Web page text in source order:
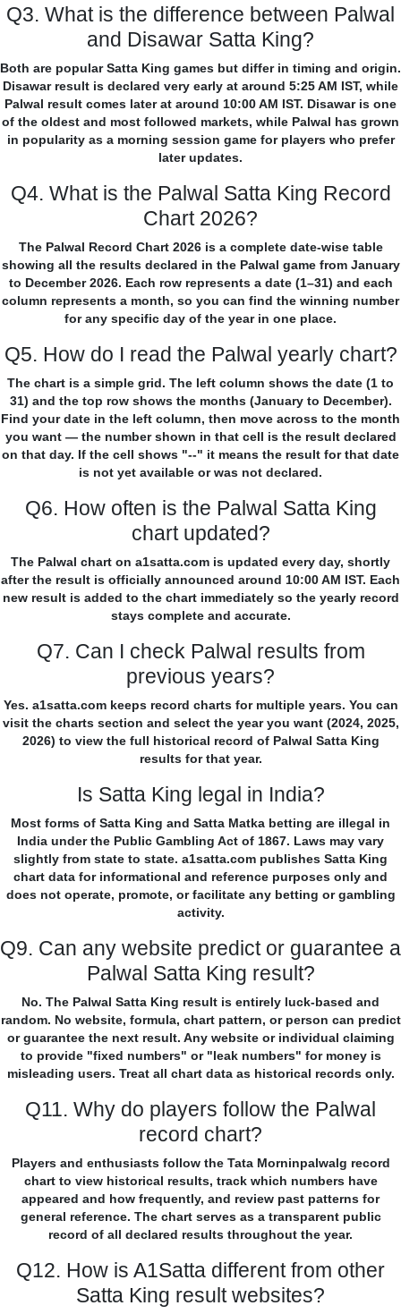
Q3. What is the difference between Palwal
and Disawar Satta King?
Both are popular Satta King games but differ in timing and origin.
Disawar result is declared very early at around 5:25 AM IST, while
Palwal result comes later at around 10:00 AM IST. Disawar is one
of the oldest and most followed markets, while Palwal has grown
in popularity as a morning session game for players who prefer
later updates.
Q4. What is the Palwal Satta King Record
Chart 2026?
The Palwal Record Chart 2026 is a complete date-wise table
showing all the results declared in the Palwal game from January
to December 2026. Each row represents a date (1–31) and each
column represents a month, so you can find the winning number
for any specific day of the year in one place.
Q5. How do I read the Palwal yearly chart?
The chart is a simple grid. The left column shows the date (1 to
31) and the top row shows the months (January to December).
Find your date in the left column, then move across to the month
you want — the number shown in that cell is the result declared
on that day. If the cell shows "--" it means the result for that date
is not yet available or was not declared.
Q6. How often is the Palwal Satta King
chart updated?
The Palwal chart on a1satta.com is updated every day, shortly
after the result is officially announced around 10:00 AM IST. Each
new result is added to the chart immediately so the yearly record
stays complete and accurate.
Q7. Can I check Palwal results from
previous years?
Yes. a1satta.com keeps record charts for multiple years. You can
visit the charts section and select the year you want (2024, 2025,
2026) to view the full historical record of Palwal Satta King
results for that year.
Is Satta King legal in India?
Most forms of Satta King and Satta Matka betting are illegal in
India under the Public Gambling Act of 1867. Laws may vary
slightly from state to state. a1satta.com publishes Satta King
chart data for informational and reference purposes only and
does not operate, promote, or facilitate any betting or gambling
activity.
Q9. Can any website predict or guarantee a
Palwal Satta King result?
No. The Palwal Satta King result is entirely luck-based and
random. No website, formula, chart pattern, or person can predict
or guarantee the next result. Any website or individual claiming
to provide "fixed numbers" or "leak numbers" for money is
misleading users. Treat all chart data as historical records only.
Q11. Why do players follow the Palwal
record chart?
Players and enthusiasts follow the Tata Morninpalwalg record
chart to view historical results, track which numbers have
appeared and how frequently, and review past patterns for
general reference. The chart serves as a transparent public
record of all declared results throughout the year.
Q12. How is A1Satta different from other
Satta King result websites?